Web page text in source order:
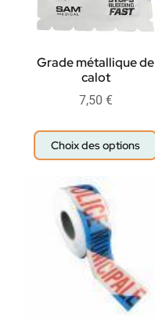
Grade métallique de
calot
7,50 €
Choix des options